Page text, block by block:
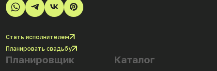
Стать исполнителем
Планировать свадьбу
Планировщик Каталог